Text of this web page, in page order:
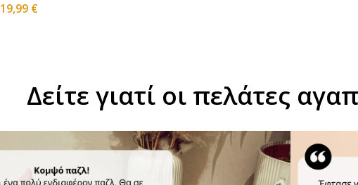
19,99 €
Δείτε γιατί οι πελάτες